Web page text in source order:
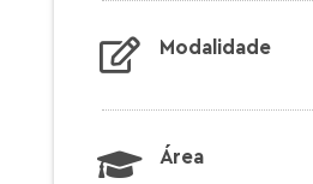
Modalidade
Área